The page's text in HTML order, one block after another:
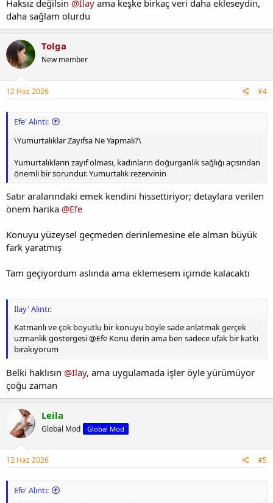
Haksız değilsin @Ilay ama keşke birkaç veri daha ekleseydin,
daha sağlam olurdu
Tolga
New member
12 Haz 2026 #4
Efe' Alıntı:
\Yumurtalıklar Zayıfsa Ne Yapmalı?\
Yumurtalıkların zayıf olması, kadınların doğurganlık sağlığı açısından
önemli bir sorundur. Yumurtalık rezervinin
Satır aralarındaki emek kendini hissettiriyor; detaylara verilen
önem harika @Efe
Konuyu yüzeysel geçmeden derinlemesine ele alman büyük
fark yaratmış
Tam geçiyordum aslında ama eklemesem içimde kalacaktı
Ilay' Alıntı:
Katmanlı ve çok boyutlu bir konuyu böyle sade anlatmak gerçek
uzmanlık göstergesi @Efe Konu derin ama ben sadece ufak bir katkı
bırakıyorum
Belki haklısın @Ilay, ama uygulamada işler öyle yürümüyor
çoğu zaman
Leila
Global Mod Global Mod
12 Haz 2026 #5
Efe' Alıntı: